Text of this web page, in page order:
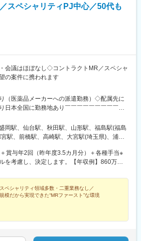
スペシャリティPJ中心／50代も
会議はほぼなし◇コントラクトMR／スペシャ
の案件に携われます
（医薬品メーカーへの派遣勤務）◇配属先に
日本全国に勤務地あり￣￣￣￣￣￣￣￣￣￣
で…日本全国に勤務地があります。配属先に
限に考慮して決定！U・Iターン就職も大歓迎
岡駅、仙台駅、秋田駅、山形駅、福島駅(福島
駅、前橋駅、高崎駅、大宮駅(埼玉県)、浦和
崎駅、新潟駅、富山駅、金沢駅、福井駅、甲
駅、静岡駅、名古屋駅、津駅、大津駅、京都
、山口駅(山口県)、徳島駅、高松駅(香川県)、
駅、博多駅、佐賀駅、長崎駅(長崎県)、熊本
、鹿児島中央駅前駅、さっぽろ駅、仙台駅(地
宇都宮駅東口駅、中央前橋駅、京成千葉駅、船
トロ)、二重橋前駅、三越前駅、新高島駅、川
西梅田駅、ハーバーランド駅、田中口駅、岡
賞与年2回（昨年度3.5カ月分）＋各種手当※
を考慮し、決定します。【年収例】860万円
給51万円+賞与）
ペシャリティ領域多数・二重業務なし／
模だから実現できた“MRファースト”な環境